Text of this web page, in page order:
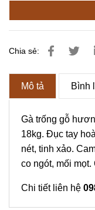
Chia sẻ:
Mô tả Bình
Gà trống gỗ
18kg. Đục tay
nét, tinh xảo.
co ngót, mối
Chi tiết liên hệ